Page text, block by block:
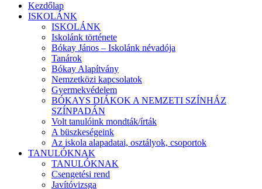
Kezdőlap
ISKOLÁNK
ISKOLÁNK
Iskolánk története
Bókay János – Iskolánk névadója
Tanárok
Bókay Alapítvány
Nemzetközi kapcsolatok
Gyermekvédelem
BÓKAYS DIÁKOK A NEMZETI SZÍNHÁZ
SZÍNPADÁN
Volt tanulóink mondták/írták
A büszkeségeink
Az iskola alapadatai, osztályok, csoportok
TANULÓKNAK
TANULÓKNAK
Csengetési rend
Javítóvizsga